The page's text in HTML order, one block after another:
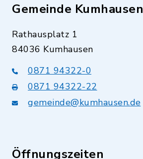
Gemeinde Kumhausen
Rathausplatz 1
84036 Kumhausen
0871 94322-0
0871 94322-22
gemeinde@kumhausen.de
Öffnungszeiten